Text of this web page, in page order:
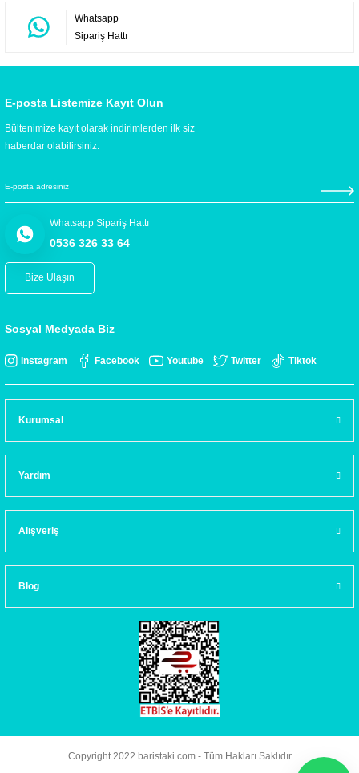
Whatsapp
Sipariş Hattı
E-posta Listemize Kayıt Olun
Bültenimize kayıt olarak indirimlerden ilk siz
haberdar olabilirsiniz.
Whatsapp Sipariş Hattı
0536 326 33 64
Bize Ulaşın
Sosyal Medyada Biz
Instagram Facebook Youtube Twitter Tiktok
Kurumsal
Yardım
Alışveriş
Blog
Copyright 2022 baristaki.com - Tüm Hakları Saklıdır